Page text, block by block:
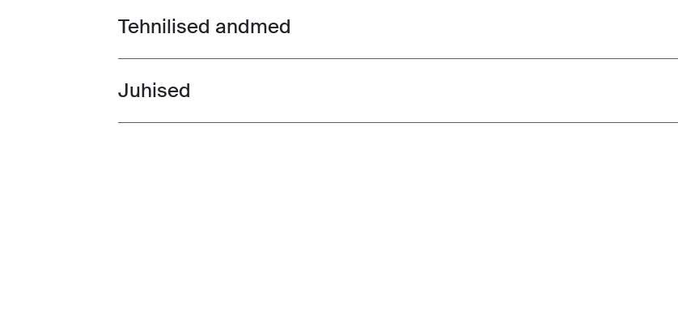
Toggle techspec
Tehnilised andmed
Toggle guides and instructions
Juhised